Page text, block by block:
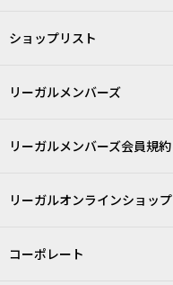
ショップリスト
リーガルメンバーズ
リーガルメンバーズ会員規約
リーガルオンラインショップ
コーポレート